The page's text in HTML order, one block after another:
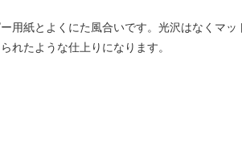
用紙とよくにた風合いです。光沢はなくマッ
れたような仕上りになります。